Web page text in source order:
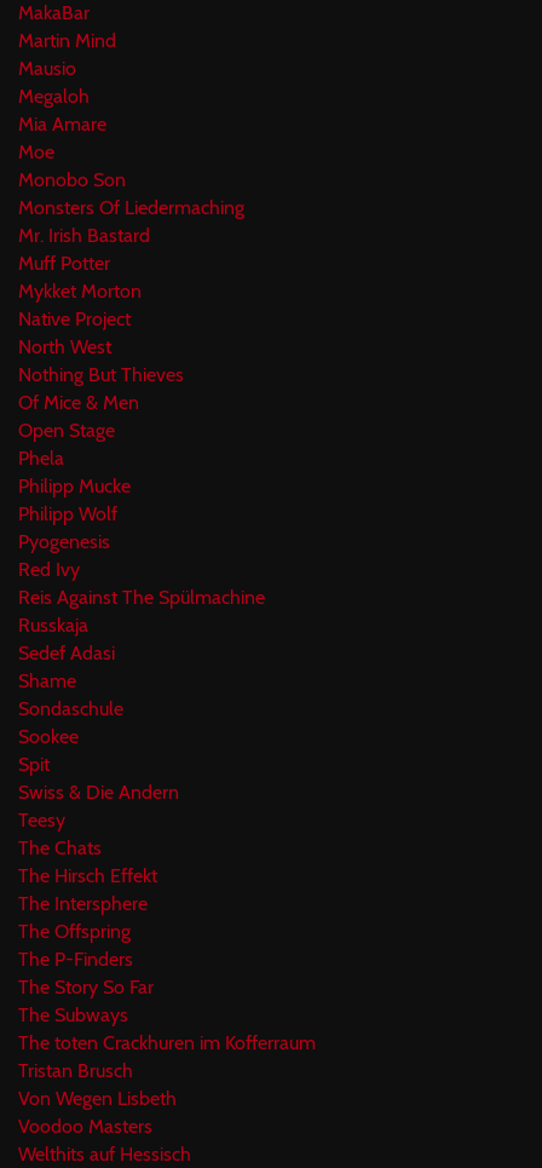
MakaBar
Martin Mind
Mausio
Megaloh
Mia Amare
Moe
Monobo Son
Monsters Of Liedermaching
Mr. Irish Bastard
Muff Potter
Mykket Morton
Native Project
North West
Nothing But Thieves
Of Mice & Men
Open Stage
Phela
Philipp Mucke
Philipp Wolf
Pyogenesis
Red Ivy
Reis Against The Spülmachine
Russkaja
Sedef Adasi
Shame
Sondaschule
Sookee
Spit
Swiss & Die Andern
Teesy
The Chats
The Hirsch Effekt
The Intersphere
The Offspring
The P-Finders
The Story So Far
The Subways
The toten Crackhuren im Kofferraum
Tristan Brusch
Von Wegen Lisbeth
Voodoo Masters
Welthits auf Hessisch